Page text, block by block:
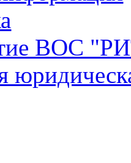
ВОС